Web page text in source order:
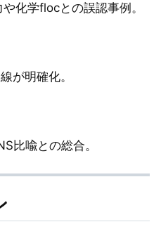
化学flocとの誤認事例。
が明確化。
比喩との総合。